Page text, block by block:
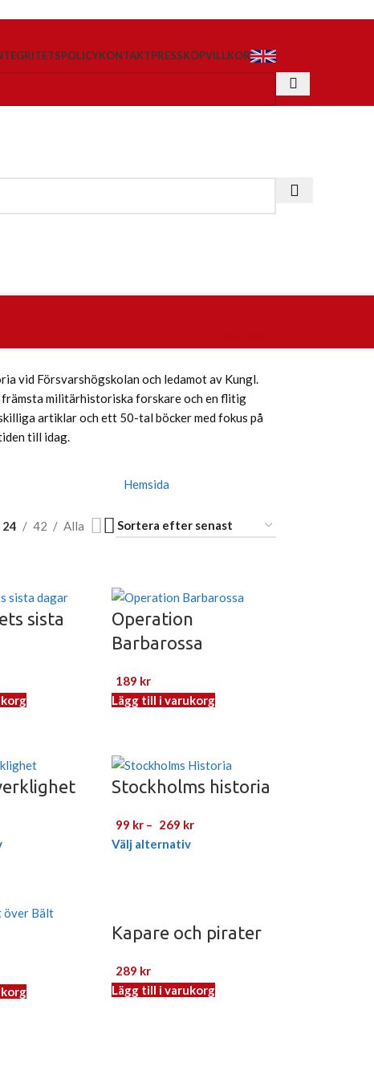
KONTAKTPRESSKÖPVILLKOR
vid Försvarshögskolan och ledamot av Kungl.
främsta militärhistoriska forskare och en flitig
artiklar och ett 50-tal böcker med fokus på
till idag.
Hemsida
24 42 Alla
sista
Operation
Barbarossa
189 kr
Lägg till i varukorg
Stockholms historia
99 kr – 269 kr
Välj alternativ
Kapare och pirater
289 kr
Lägg till i varukorg